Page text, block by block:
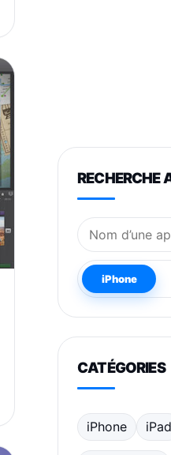
RECHERCHE
Nom de
iPhone
CATÉGORIES
iPhone iPad